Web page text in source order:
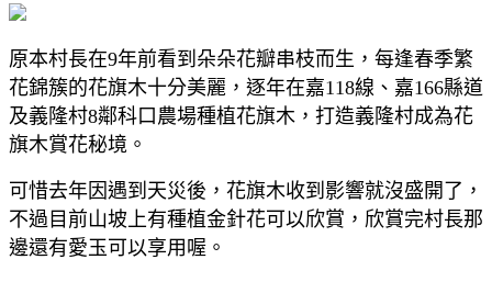
原本村長在9年前看到朵朵花瓣串枝而生，每逢春季繁
花錦簇的花旗木十分美麗，逐年在嘉118線、嘉166縣道
及義隆村8鄰科口農場種植花旗木，打造義隆村成為花
旗木賞花秘境。
可惜去年因遇到天災後，花旗木收到影響就沒盛開了，
不過目前山坡上有種植金針花可以欣賞，欣賞完村長那
邊還有愛玉可以享用喔。